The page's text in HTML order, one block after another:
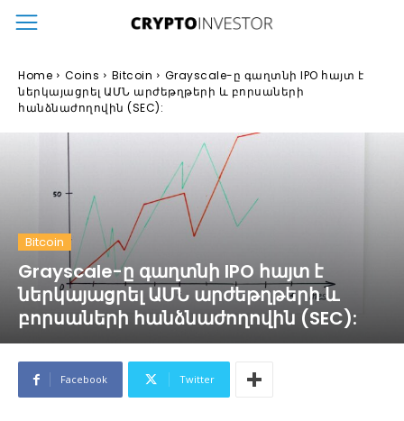
Home Coins Bitcoin
Grayscale-ը գաղտնի IPO հայտ է
ներկայացրել ԱՄՆ արժեթղթերի և բորսաների
հանձնաժողովին (SEC):
Bitcoin
Grayscale-ը գաղտնի IPO հայտ է
ներկայացրել ԱՄՆ արժեթղթերի և
բորսաների հանձնաժողովին (SEC):
Facebook Twitter